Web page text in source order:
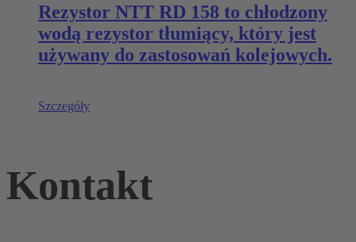
Rezystor NTT RD 158 to chłodzony
wodą rezystor tłumiący, który jest
używany do zastosowań kolejowych.
Szczegóły
Kontakt